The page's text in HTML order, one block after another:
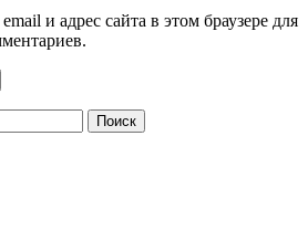
и адрес сайта в этом браузере для